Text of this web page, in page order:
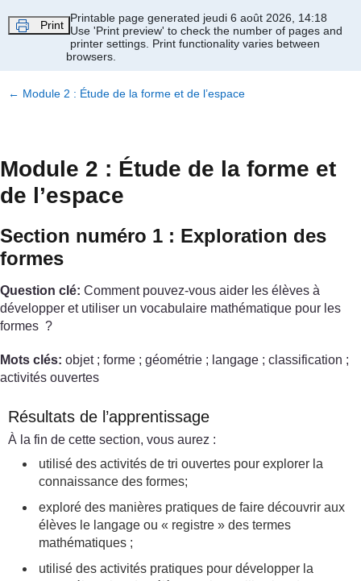
Print
Printable page generated jeudi 6 août 2026, 14:18
Use 'Print preview' to check the number of pages and
printer settings. Print functionality varies between
browsers.
← Module 2 : Étude de la forme et de l’espace
Module 2 : Étude de la forme et
de l’espace
Section numéro 1 : Exploration des
formes
Question clé: Comment pouvez-vous aider les élèves à
développer et utiliser un vocabulaire mathématique pour les
formes ?
Mots clés: objet ; forme ; géométrie ; langage ; classification ;
activités ouvertes
Résultats de l’apprentissage
À la fin de cette section, vous aurez :
utilisé des activités de tri ouvertes pour explorer la
connaissance des formes;
exploré des manières pratiques de faire découvrir aux
élèves le langage ou « registre » des termes
mathématiques ;
utilisé des activités pratiques pour développer la